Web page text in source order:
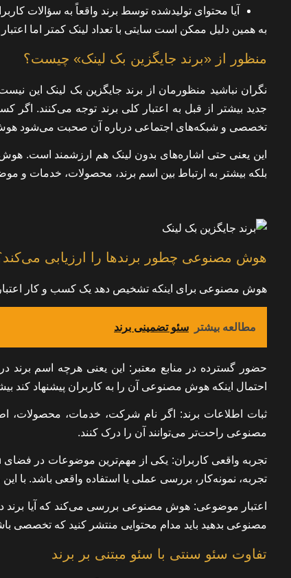
آیا محتوای تولیدشده توسط برند واقعاً به سؤالات
به همین دلیل ممکن است سایتی با تعداد لینک کمتر اما
منظور از «برند جایگزین بک لینک» چیست؟
نگران نباشید منظورمان از برند جایگزین بک لینک این
جدید بیشتر از قبل به اعتبار کلی برند توجه می‌کنند.
تخصصی و شبکه‌های اجتماعی درباره آن صحبت می‌شود
بلکه بیشتر به ارتباط بین اسم برند، محصولات، خدمات و
هوش مصنوعی چطور برندها را ارزیابی
هوش مصنوعی برای اینکه تشخیص دهد یک کسب و کار
مطالعه بیشتر سئو تضمینی برند
حضور گسترده در منابع معتبر : این یعنی هرچه اسم برند
احتمال اینکه هوش مصنوعی آن را به کاربران پیشنهاد کند
ثبات اطلاعات برند: اگر نام شرکت، خدمات، محصولات،
مصنوعی راحت‌تر می‌توانند آن را درک کنند.
تجربه واقعی کاربران
تجربه،‌ نمونه‌کار، بررسی عملی یا استفاده واقعی باشد. با
اعتبار موضوعی: هوش مصنوعی بررسی می‌کند که آیا برند
مصنوعی بدهید باید مدام محتوایی منتشر کنید که تخصصی
تفاوت سئو سنتی با سئو مبتنی بر برند